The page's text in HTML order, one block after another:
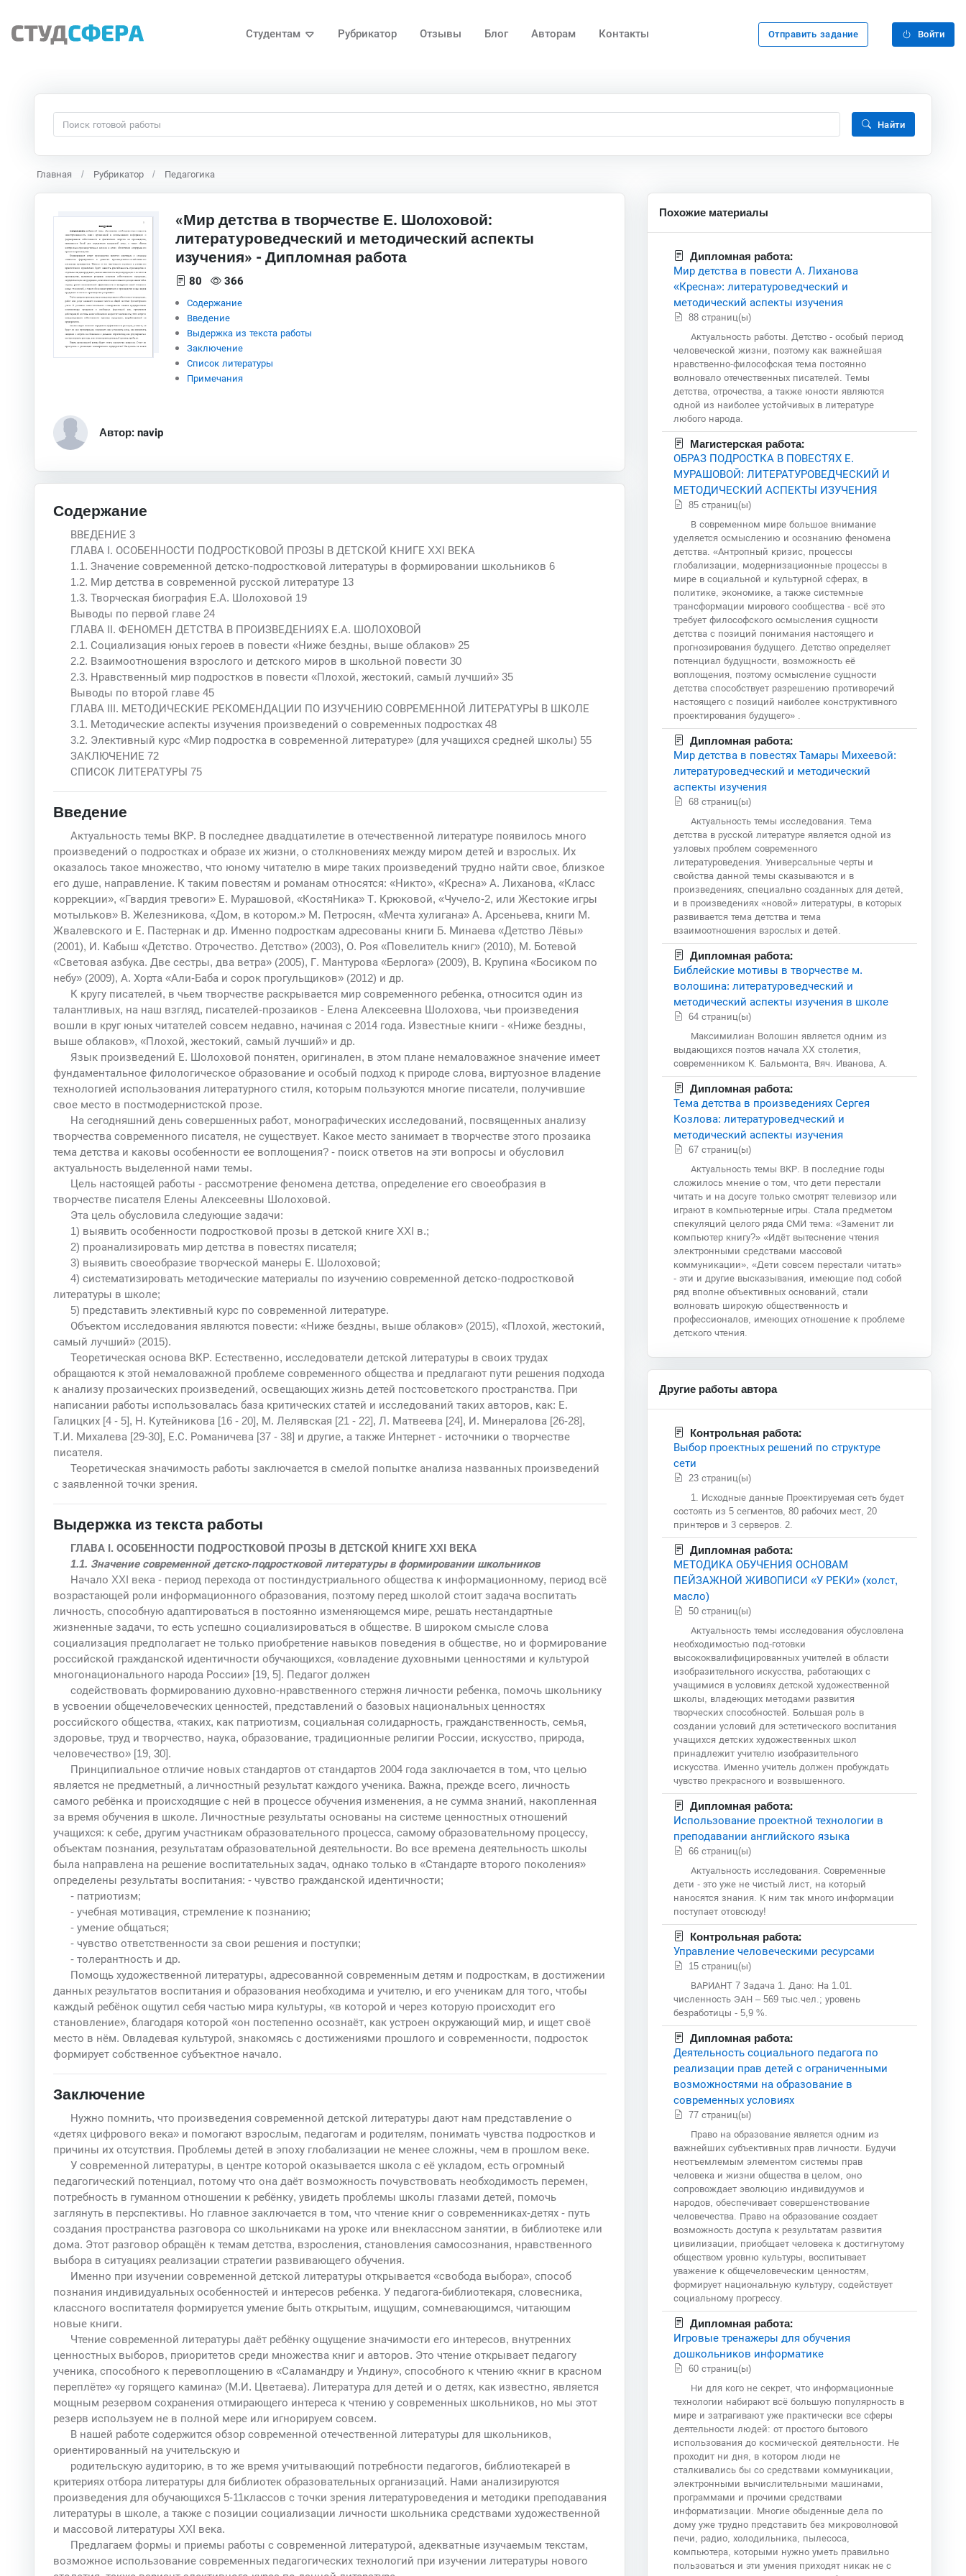
Студентам Рубрикатор Отзывы Блог Авторам Контакты Отправить задание Войти
Найти
Главная Рубрикатор Педагогика
«Мир детства в творчестве Е. Шолоховой:
литературоведческий и методический аспекты
изучения» - Дипломная работа
80 366
Содержание
Введение
Выдержка из текста работы
Заключение
Список литературы
Примечания
Автор: navip
Содержание
ВВЕДЕНИЕ 3
ГЛАВА I. ОСОБЕННОСТИ ПОДРОСТКОВОЙ ПРОЗЫ В ДЕТСКОЙ КНИГЕ XXI ВЕКА
1.1. Значение современной детско-подростковой литературы в формировании школьников 6
1.2. Мир детства в современной русской литературе 13
1.3. Творческая биография Е.А. Шолоховой 19
Выводы по первой главе 24
ГЛАВА II. ФЕНОМЕН ДЕТСТВА В ПРОИЗВЕДЕНИЯХ Е.А. ШОЛОХОВОЙ
2.1. Социализация юных героев в повести «Ниже бездны, выше облаков» 25
2.2. Взаимоотношения взрослого и детского миров в школьной повести 30
2.3. Нравственный мир подростков в повести «Плохой, жестокий, самый лучший» 35
Выводы по второй главе 45
ГЛАВА III. МЕТОДИЧЕСКИЕ РЕКОМЕНДАЦИИ ПО ИЗУЧЕНИЮ СОВРЕМЕННОЙ ЛИТЕРАТУРЫ В ШКОЛЕ
3.1. Методические аспекты изучения произведений о современных подростках 48
3.2. Элективный курс «Мир подростка в современной литературе» (для учащихся средней школы) 55
ЗАКЛЮЧЕНИЕ 72
СПИСОК ЛИТЕРАТУРЫ 75
Введение
Актуальность темы ВКР. В последнее двадцатилетие в отечественной литературе появилось много
произведений о подростках и образе их жизни, о столкновениях между миром детей и взрослых. Их
оказалось такое множество, что юному читателю в мире таких произведений трудно найти свое, близкое
его душе, направление. К таким повестям и романам относятся: «Никто», «Кресна» А. Лиханова, «Класс
коррекции», «Гвардия тревоги» Е. Мурашовой, «КостяНика» Т. Крюковой, «Чучело-2, или Жестокие игры
мотыльков» В. Железникова, «Дом, в котором.» М. Петросян, «Мечта хулигана» А. Арсеньева, книги М.
Жвалевского и Е. Пастернак и др. Именно подросткам адресованы книги Б. Минаева «Детство Лёвы»
(2001), И. Кабыш «Детство. Отрочество. Детство» (2003), О. Роя «Повелитель книг» (2010), М. Ботевой
«Световая азбука. Две сестры, два ветра» (2005), Г. Мантурова «Берлога» (2009), В. Крупина «Босиком по
небу» (2009), А. Хорта «Али-Баба и сорок прогульщиков» (2012) и др.
К кругу писателей, в чьем творчестве раскрывается мир современного ребенка, относится один из
талантливых, на наш взгляд, писателей-прозаиков - Елена Алексеевна Шолохова, чьи произведения
вошли в круг юных читателей совсем недавно, начиная с 2014 года. Известные книги - «Ниже бездны,
выше облаков», «Плохой, жестокий, самый лучший» и др.
Язык произведений Е. Шолоховой понятен, оригинален, в этом плане немаловажное значение имеет
фундаментальное филологическое образование и особый подход к природе слова, виртуозное владение
технологией использования литературного стиля, которым пользуются многие писатели, получившие
свое место в постмодернистской прозе.
На сегодняшний день совершенных работ, монографических исследований, посвященных анализу
творчества современного писателя, не существует. Какое место занимает в творчестве этого прозаика
тема детства и каковы особенности ее воплощения? - поиск ответов на эти вопросы и обусловил
актуальность выделенной нами темы.
Цель настоящей работы - рассмотрение феномена детства, определение его своеобразия в
творчестве писателя Елены Алексеевны Шолоховой.
Эта цель обусловила следующие задачи:
1) выявить особенности подростковой прозы в детской книге XXI в.;
2) проанализировать мир детства в повестях писателя;
3) выявить своеобразие творческой манеры Е. Шолоховой;
4) систематизировать методические материалы по изучению современной детско-подростковой
литературы в школе;
5) представить элективный курс по современной литературе.
Объектом исследования являются повести: «Ниже бездны, выше облаков» (2015), «Плохой, жестокий,
самый лучший» (2015).
Теоретическая основа ВКР. Естественно, исследователи детской литературы в своих трудах
обращаются к этой немаловажной проблеме современного общества и предлагают пути решения подхода
к анализу прозаических произведений, освещающих жизнь детей постсоветского пространства. При
написании работы использовалась база критических статей и исследований таких авторов, как: Е.
Галицких [4 - 5], Н. Кутейникова [16 - 20], М. Лелявская [21 - 22], Л. Матвеева [24], И. Минералова [26-28],
Т.И. Михалева [29-30], Е.С. Романичева [37 - 38] и другие, а также Интернет - источники о творчестве
писателя.
Теоретическая значимость работы заключается в смелой попытке анализа названных произведений
с заявленной точки зрения.
Выдержка из текста работы
ГЛАВА I. ОСОБЕННОСТИ ПОДРОСТКОВОЙ ПРОЗЫ В ДЕТСКОЙ КНИГЕ XXI ВЕКА
1.1. Значение современной детско-подростковой литературы в формировании школьников
Начало XXI века - период перехода от постиндустриального общества к информационному, период всё
возрастающей роли информационного образования, поэтому перед школой стоит задача воспитать
личность, способную адаптироваться в постоянно изменяющемся мире, решать нестандартные
жизненные задачи, то есть успешно социализироваться в обществе. В широком смысле слова
социализация предполагает не только приобретение навыков поведения в обществе, но и формирование
российской гражданской идентичности обучающихся, «овладение духовными ценностями и культурой
многонационального народа России» [19, 5]. Педагог должен
содействовать формированию духовно-нравственного стержня личности ребенка, помочь школьнику
в усвоении общечеловеческих ценностей, представлений о базовых национальных ценностях
российского общества, «таких, как патриотизм, социальная солидарность, гражданственность, семья,
здоровье, труд и творчество, наука, образование, традиционные религии России, искусство, природа,
человечество» [19, 30].
Принципиальное отличие новых стандартов от стандартов 2004 года заключается в том, что целью
является не предметный, а личностный результат каждого ученика. Важна, прежде всего, личность
самого ребёнка и происходящие с ней в процессе обучения изменения, а не сумма знаний, накопленная
за время обучения в школе. Личностные результаты основаны на системе ценностных отношений
учащихся: к себе, другим участникам образовательного процесса, самому образовательному процессу,
объектам познания, результатам образовательной деятельности. Во все времена деятельность школы
была направлена на решение воспитательных задач, однако только в «Стандарте второго поколения»
определены результаты воспитания: - чувство гражданской идентичности;
- патриотизм;
- учебная мотивация, стремление к познанию;
- умение общаться;
- чувство ответственности за свои решения и поступки;
- толерантность и др.
Помощь художественной литературы, адресованной современным детям и подросткам, в достижении
данных результатов воспитания и образования необходима и учителю, и его ученикам для того, чтобы
каждый ребёнок ощутил себя частью мира культуры, «в которой и через которую происходит его
становление», благодаря которой «он постепенно осознаёт, как устроен окружающий мир, и ищет своё
место в нём. Овладевая культурой, знакомясь с достижениями прошлого и современности, подросток
формирует собственное субъектное начало.
Заключение
Нужно помнить, что произведения современной детской литературы дают нам представление о
«детях цифрового века» и помогают взрослым, педагогам и родителям, понимать чувства подростков и
причины их отсутствия. Проблемы детей в эпоху глобализации не менее сложны, чем в прошлом веке.
У современной литературы, в центре которой оказывается школа с её укладом, есть огромный
педагогический потенциал, потому что она даёт возможность почувствовать необходимость перемен,
потребность в гуманном отношении к ребёнку, увидеть проблемы школы глазами детей, помочь
заглянуть в перспективы. Но главное заключается в том, что чтение книг о современниках-детях - путь
создания пространства разговора со школьниками на уроке или внеклассном занятии, в библиотеке или
дома. Этот разговор обращён к темам детства, взросления, становления самосознания, нравственного
выбора в ситуациях реализации стратегии развивающего обучения.
Именно при изучении современной детской литературы открывается «свобода выбора», способ
познания индивидуальных особенностей и интересов ребенка. У педагога-библиотекаря, словесника,
классного воспитателя формируется умение быть открытым, ищущим, сомневающимся, читающим
новые книги.
Чтение современной литературы даёт ребёнку ощущение значимости его интересов, внутренних
ценностных выборов, приоритетов среди множества книг и авторов. Это чтение открывает педагогу
ученика, способного к перевоплощению в «Саламандру и Ундину», способного к чтению «книг в красном
переплёте» «у горящего камина» (М.И. Цветаева). Литература для детей и о детях, как известно, является
мощным резервом сохранения отмирающего интереса к чтению у современных школьников, но мы этот
резерв используем не в полной мере или игнорируем совсем.
В нашей работе содержится обзор современной отечественной литературы для школьников,
ориентированный на учительскую и
родительскую аудиторию, в то же время учитывающий потребности педагогов, библиотекарей в
критериях отбора литературы для библиотек образовательных организаций. Нами анализируются
произведения для обучающихся 5-11классов с точки зрения литературоведения и методики преподавания
литературы в школе, а также с позиции социализации личности школьника средствами художественной
и массовой литературы XXI века.
Предлагаем формы и приемы работы с современной литературой, адекватные изучаемым текстам,
возможное использование современных педагогических технологий при изучении литературы нового
Похожие материалы
Дипломная работа:
Мир детства в повести А. Лиханова
«Кресна»: литературоведческий и
методический аспекты изучения
88 страниц(ы)
Актуальность работы. Детство - особый период
человеческой жизни, поэтому как важнейшая
нравственно-философская тема постоянно
волновало отечественных писателей. Темы
детства, отрочества, а также юности являются
одной из наиболее устойчивых в литературе
любого народа.
Магистерская работа:
ОБРАЗ ПОДРОСТКА В ПОВЕСТЯХ Е.
МУРАШОВОЙ: ЛИТЕРАТУРОВЕДЧЕСКИЙ И
МЕТОДИЧЕСКИЙ АСПЕКТЫ ИЗУЧЕНИЯ
85 страниц(ы)
В современном мире большое внимание
уделяется осмыслению и осознанию феномена
детства. «Антропный кризис, процессы
глобализации, модернизационные процессы в
мире в социальной и культурной сферах, в
политике, экономике, а также системные
трансформации мирового сообщества - всё это
требует философского осмысления сущности
детства с позиций понимания настоящего и
прогнозирования будущего. Детство определяет
потенциал будущности, возможность её
воплощения, поэтому осмысление сущности
детства способствует разрешению противоречий
настоящего с позиций наиболее конструктивного
проектирования будущего» .
Дипломная работа:
Мир детства в повестях Тамары Михеевой:
литературоведческий и методический
аспекты изучения
68 страниц(ы)
Актуальность темы исследования. Тема
детства в русской литературе является одной из
узловых проблем современного
литературоведения. Универсальные черты и
свойства данной темы сказываются и в
произведениях, специально созданных для детей,
и в произведениях «новой» литературы, в которых
развивается тема детства и тема
взаимоотношения взрослых и детей.
Дипломная работа:
Библейские мотивы в творчестве м.
волошина: литературоведческий и
методический аспекты изучения в школе
64 страниц(ы)
Максимилиан Волошин является одним из
выдающихся поэтов начала XX столетия,
современником К. Бальмонта, Вяч. Иванова, А.
Дипломная работа:
Тема детства в произведениях Сергея
Козлова: литературоведческий и
методический аспекты изучения
67 страниц(ы)
Актуальность темы ВКР. В последние годы
сложилось мнение о том, что дети перестали
читать и на досуге только смотрят телевизор или
играют в компьютерные игры. Стала предметом
спекуляций целого ряда СМИ тема: «Заменит ли
компьютер книгу?» «Идёт вытеснение чтения
электронными средствами массовой
коммуникации», «Дети совсем перестали читать»
- эти и другие высказывания, имеющие под собой
ряд вполне объективных оснований, стали
волновать широкую общественность и
профессионалов, имеющих отношение к проблеме
детского чтения.
Другие работы автора
Контрольная работа:
Выбор проектных решений по структуре
сети
23 страниц(ы)
1. Исходные данные Проектируемая сеть будет
состоять из 5 сегментов, 80 рабочих мест, 20
принтеров и 3 серверов. 2.
Дипломная работа:
МЕТОДИКА ОБУЧЕНИЯ ОСНОВАМ
ПЕЙЗАЖНОЙ ЖИВОПИСИ «У РЕКИ» (холст,
масло)
50 страниц(ы)
Актуальность темы исследования обусловлена
необходимостью под-готовки
высококвалифицированных учителей в области
изобразительного искусства, работающих с
учащимися в условиях детской художественной
школы, владеющих методами развития
творческих способностей. Большая роль в
создании условий для эстетического воспитания
учащихся детских художественных школ
принадлежит учителю изобразительного
искусства. Именно учитель должен пробуждать
чувство прекрасного и возвышенного.
Дипломная работа:
Использование проектной технологии в
преподавании английского языка
66 страниц(ы)
Актуальность исследования. Современные
дети - это уже не чистый лист, на который
наносятся знания. К ним так много информации
поступает отовсюду!
Контрольная работа:
Управление человеческими ресурсами
15 страниц(ы)
ВАРИАНТ 7 Задача 1. Дано: На 1.01.
численность ЭАН – 569 тыс.чел.; уровень
безработицы - 5,9 %.
Дипломная работа:
Деятельность социального педагога по
реализации прав детей с ограниченными
возможностями на образование в
современных условиях
77 страниц(ы)
Право на образование является одним из
важнейших субъективных прав личности. Будучи
неотъемлемым элементом системы прав
человека и жизни общества в целом, оно
сопровождает эволюцию индивидуумов и
народов, обеспечивает совершенствование
человечества. Право на образование создает
возможность доступа к результатам развития
цивилизации, приобщает человека к достигнутому
обществом уровню культуры, воспитывает
уважение к общечеловеческим ценностям,
формирует национальную культуру, содействует
социальному прогрессу.
Дипломная работа:
Игровые тренажеры для обучения
дошкольников информатике
60 страниц(ы)
Ни для кого не секрет, что информационные
технологии набирают всё большую популярность в
мире и затрагивают уже практически все сферы
деятельности людей: от простого бытового
использования до космической деятельности. Не
проходит ни дня, в котором люди не
сталкивались бы со средствами коммуникации,
электронными вычислительными машинами,
программами и прочими средствами
информатизации. Многие обыденные дела по
дому уже трудно представить без микроволновой
печи, радио, холодильника, пылесоса,
компьютера, которыми нужно уметь правильно
пользоваться и эти умения приходят никак не с